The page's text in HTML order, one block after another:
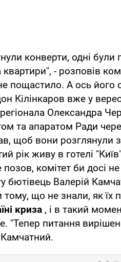
конверти, одні були
- розповів
пощастило. А ось його
Кілінкаров вже у
регіонала Олександра
та апаратом Ради
щоб вони розглянули
рік живу в готелі
позов, комітет би досі
бютівець Валерій
тому, що не знали, як
криза , і в такий
"Тепер питання